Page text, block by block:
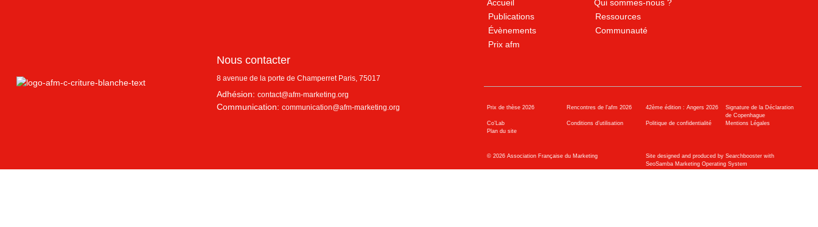
Nous contacter
8 avenue de la porte de Champerret Paris, 75017
Adhésion: contact@afm-marketing.org
Communication: communication@afm-marketing.org
Accueil
Qui sommes-nous ?
Publications
Ressources
Évènements
Communauté
Prix afm
Prix de thèse 2026 Rencontres de l'afm 2026 42ème édition : Angers 2026
Signature de la Déclaration
de Copenhague
Co’Lab
Conditions d’utilisation Politique de confidentialité
Mentions Légales
Plan du site
© 2026Association Française du Marketing
Site designed and produced by Searchbooster with
SeoSamba Marketing Operating System